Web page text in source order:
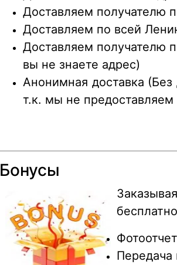
Доставляем получателю
Доставляем по всей
Доставляем получателю
вы не знаете адрес)
Анонимная доставка
т.к. мы не
Бонусы
бесплатно
Передача